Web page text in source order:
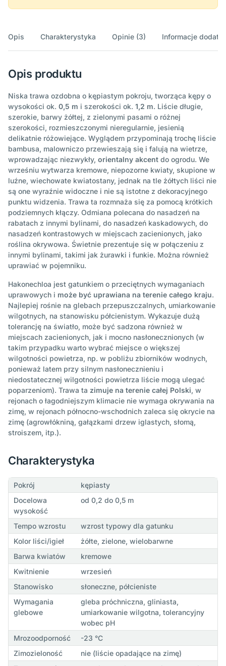
Opis Charakterystyka Opinie (3) Informacje
Opis produktu
Niska trawa ozdobna o kępiastym pokroju, tworząca kępy o
wysokości ok. 0,5 m i szerokości ok. 1,2 m. Liście długie,
szerokie, barwy żółtej, z zielonymi pasami o różnej
szerokości, rozmieszczonymi nieregularnie, jesienią
delikatnie różowiejące. Wyglądem przypominają trochę liście
bambusa, malowniczo przewieszają się i falują na wietrze,
wprowadzając niezwykły, orientalny akcent do ogrodu. We
wrześniu wytwarza kremowe, niepozorne kwiaty, skupione w
luźne, wiechowate kwiatostany, jednak na tle żółtych liści nie
są one wyraźnie widoczne i nie są istotne z dekoracyjnego
punktu widzenia. Trawa ta rozmnaża się za pomocą krótkich
podziemnych kłączy. Odmiana polecana do nasadzeń na
rabatach z innymi bylinami, do nasadzeń kaskadowych, do
nasadzeń kontrastowych w miejscach zacienionych, jako
roślina okrywowa. Świetnie prezentuje się w połączeniu z
innymi bylinami, takimi jak żurawki i funkie. Można również
uprawiać w pojemniku.
Hakonechloa jest gatunkiem o przeciętnych wymaganiach
uprawowych i może być uprawiana na terenie całego kraju.
Najlepiej rośnie na glebach przepuszczalnych, umiarkowanie
wilgotnych, na stanowisku półcienistym. Wykazuje dużą
tolerancję na światło, może być sadzona również w
miejscach zacienionych, jak i mocno nasłonecznionych (w
takim przypadku warto wybrać miejsce o większej
wilgotności powietrza, np. w pobliżu zbiorników wodnych,
ponieważ latem przy silnym nasłonecznieniu i
niedostatecznej wilgotności powietrza liście mogą ulegać
poparzeniom). Trawa ta zimuje na terenie całej Polski, w
rejonach o łagodniejszym klimacie nie wymaga okrywania na
zimę, w rejonach północno-wschodnich zaleca się okrycie na
zimę (agrowłókniną, gałązkami drzew iglastych, słomą,
stroiszem, itp.).
Charakterystyka
Pokrój
kępiasty
Docelowa
wysokość
od 0,2 do 0,5 m
Tempo wzrostu
wzrost typowy dla gatunku
Kolor liści/igieł
żółte, zielone, wielobarwne
Barwa kwiatów
kremowe
Kwitnienie
wrzesień
Stanowisko
słoneczne, półcieniste
Wymagania
glebowe
gleba próchniczna, gliniasta,
umiarkowanie wilgotna, tolerancyjny
wobec pH
Mrozoodporność
-23 °C
Zimozieloność
nie (liście opadające na zimę)